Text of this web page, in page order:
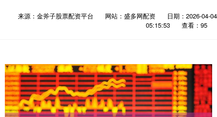
来源：金斧子股票配资平台 网站：盛多网配资
日期：2026-04-04
05:15:53
查看：95